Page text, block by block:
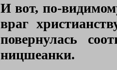
И вот, по-
враг
повернулась
ницшеанки.